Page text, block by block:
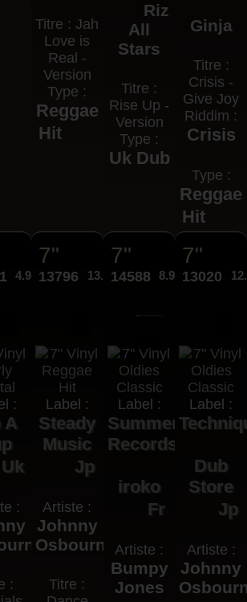
Titre : Jah
Love is
Real -
Version
Type :
Reggae
Hit
Riz
All
Stars
Titre :
Rise Up -
Version
Type :
Uk Dub
Ginja
Titre :
Crisis -
Give Joy
Riddim :
Crisis
Type :
Reggae
Hit
4.95€
:
A
Uk
:
:
7"
13796 13.95€
Label :
Steady
Music
Jp
Artiste :
Johnny
Osbourne
Titre :
7"
14588 8.95€
Label :
Summer
Records
iroko
Fr
Artiste :
Bumpy
Jones
7"
13020
Label :
Dub
Store
Jp
Artiste :
Johnny